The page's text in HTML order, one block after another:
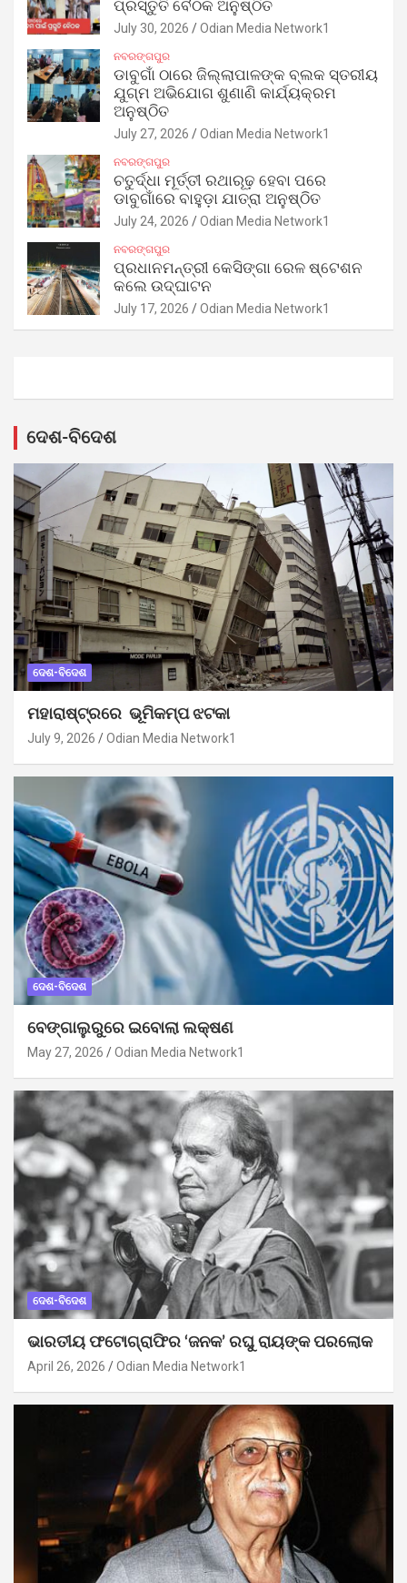
ପ୍ରସ୍ତୁତି ବୈଠକ ଅନୁଷ୍ଠିତ
July 30, 2026 Odian Media Network1
ନବରଙ୍ଗପୁର
ଡାବୁଗାଁ ଠାରେ ଜିଲ୍ଲାପାଳଙ୍କ ବ୍ଲକ ସ୍ତରୀୟ
ଯୁଗ୍ମ ଅଭିଯୋଗ ଶୁଣାଣି କାର୍ଯ୍ୟକ୍ରମ
ଅନୁଷ୍ଠିତ
July 27, 2026 Odian Media Network1
ନବରଙ୍ଗପୁର
ଚତୁର୍ଦ୍ଧା ମୂର୍ତ୍ତୀ ରଥାରୂଢ଼ ହେବା ପରେ
ଡାବୁଗାଁରେ ବାହୁଡ଼ା ଯାତ୍ରା ଅନୁଷ୍ଠିତ
July 24, 2026 Odian Media Network1
ନବରଙ୍ଗପୁର
ପ୍ରଧାନମନ୍ତ୍ରୀ କେସିଙ୍ଗା ରେଳ ଷ୍ଟେଶନ
କଲେ ଉଦ୍‌ଘାଟନ
July 17, 2026 Odian Media Network1
ଦେଶ-ବିଦେଶ
ଦେଶ-ବିଦେଶ
ମହାରାଷ୍ଟ୍ରରେ ଭୂମିକମ୍ପ ଝଟକା
July 9, 2026 Odian Media Network1
ଦେଶ-ବିଦେଶ
ବେଙ୍ଗାଲୁରୁରେ ଇବୋଲା ଲକ୍ଷଣ
May 27, 2026 Odian Media Network1
ଦେଶ-ବିଦେଶ
ଭାରତୀୟ ଫଟୋଗ୍ରାଫିର ‘ଜନକ’ ରଘୁ ରାୟଙ୍କ ପରଲୋକ
April 26, 2026 Odian Media Network1